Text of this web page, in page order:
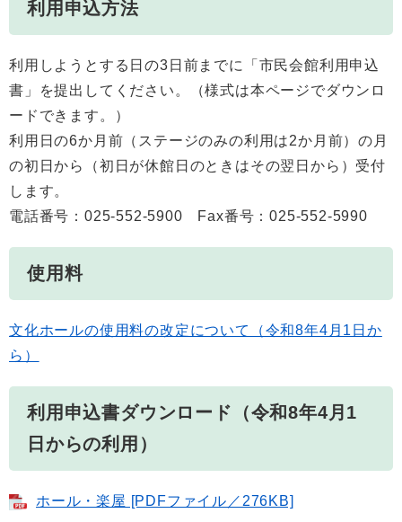
利用申込方法
利用しようとする日の3日前までに「市民会館利用申込
書」を提出してください。（様式は本ページでダウンロ
ードできます。）
利用日の6か月前（ステージのみの利用は2か月前）の月
の初日から（初日が休館日のときはその翌日から）受付
します。
電話番号：025-552-5900 Fax番号：025-552-5990
使用料
文化ホールの使用料の改定について（令和8年4月1日か
ら）
利用申込書ダウンロード（令和8年4月1
日からの利用）
ホール・楽屋 [PDFファイル／276KB]